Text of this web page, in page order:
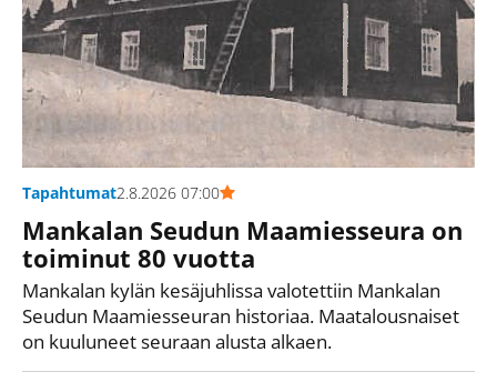
Tapahtumat2.8.2026 07:00
Mankalan Seudun Maamiesseura on
toiminut 80 vuotta
Mankalan kylän kesäjuhlissa valotettiin Mankalan
Seudun Maamiesseuran historiaa. Maatalousnaiset
on kuuluneet seuraan alusta alkaen.